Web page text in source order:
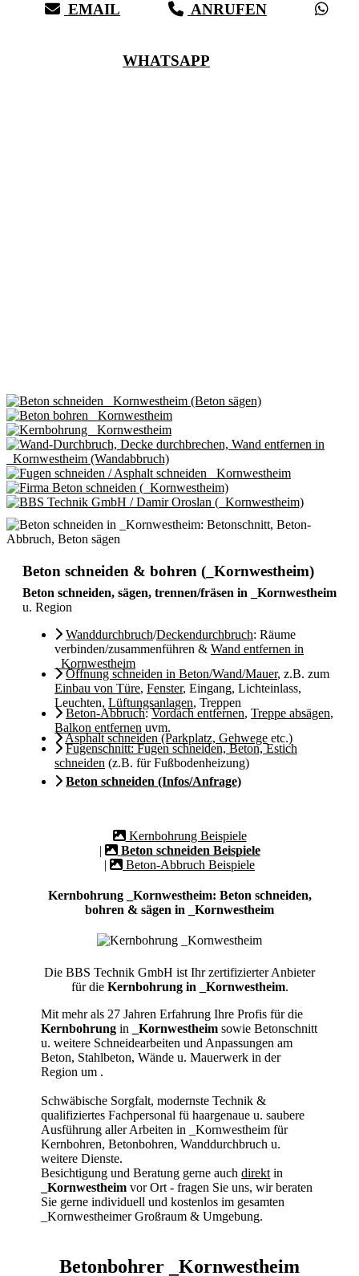
EMAIL ANRUFEN
WHATSAPP
Beton schneiden & bohren (_Kornwestheim)
Beton schneiden, sägen, trennen/fräsen in _Kornwestheim
u. Region
Wanddurchbruch/Deckendurchbruch: Räume
verbinden/zusammenführen & Wand entfernen in
_Kornwestheim
Öffnung schneiden in Beton/Wand/Mauer, z.B. zum
Einbau von Türe, Fenster, Eingang, Lichteinlass,
Leuchten, Lüftungsanlagen, Treppen
Beton-Abbruch:Vordach entfernen, Treppe absägen,
Balkon entfernen uvm.
Asphalt schneiden (Parkplatz, Gehwege etc.)
Fugenschnitt: Fugen schneiden, Beton, Estich
schneiden (z.B. für Fußbodenheizung)
Beton schneiden (Infos/Anfrage)
Kernbohrung Beispiele
|
Beton schneiden Beispiele
|
Beton-Abbruch Beispiele
Kernbohrung _Kornwestheim: Beton schneiden,
bohren & sägen in _Kornwestheim
Die BBS Technik GmbH ist Ihr zertifizierter Anbieter
für die Kernbohrung in _Kornwestheim.
Mit mehr als 27 Jahren Erfahrung Ihre Profis für die
Kernbohrung in _Kornwestheim sowie Betonschnitt
u. weitere Schneidearbeiten und Anpassungen am
Beton, Stahlbeton, Wände u. Mauerwerk in der
Region um .
Schwäbische Sorgfalt, modernste Technik &
qualifiziertes Fachpersonalfü haargenaue u. saubere
Ausführung aller Arbeitenin _Kornwestheim für
Kernbohren, Betonbohren, Wanddurchbruch u.
weitere Dienste.
Besichtigung und Beratung gerne auchdirekt in
_Kornwestheim vor Ort - fragen Sie uns, wir beraten
Sie gerne individuell und kostenlos im gesamten
_Kornwestheimer Großraum & Umgebung.
Betonbohrer _Kornwestheim